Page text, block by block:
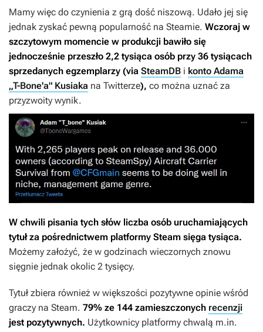
Mamy więc do czynienia z grą dość niszową. Udało jej się
jednak zyskać pewną popularność na Steamie. Wczoraj w
szczytowym momencie w produkcji bawiło się
jednocześnie przeszło 2,2 tysiąca osób przy 36 tysiącach
sprzedanych egzemplarzy (via SteamDB i konto Adama
„T-Bone'a" Kusiaka na Twitterze), co można uznać za
przyzwoity wynik.
W chwili pisania tych słów liczba osób uruchamiających
tytuł za pośrednictwem platformy Steam sięga tysiąca.
Możemy założyć, że w godzinach wieczornych znowu
sięgnie jednak okolic 2 tysięcy.
Tytuł zbiera również w większości pozytywne opinie wśród
graczy na Steam. 79% ze 144 zamieszczonych recenzji
jest pozytywnych. Użytkownicy platformy chwalą m.in.